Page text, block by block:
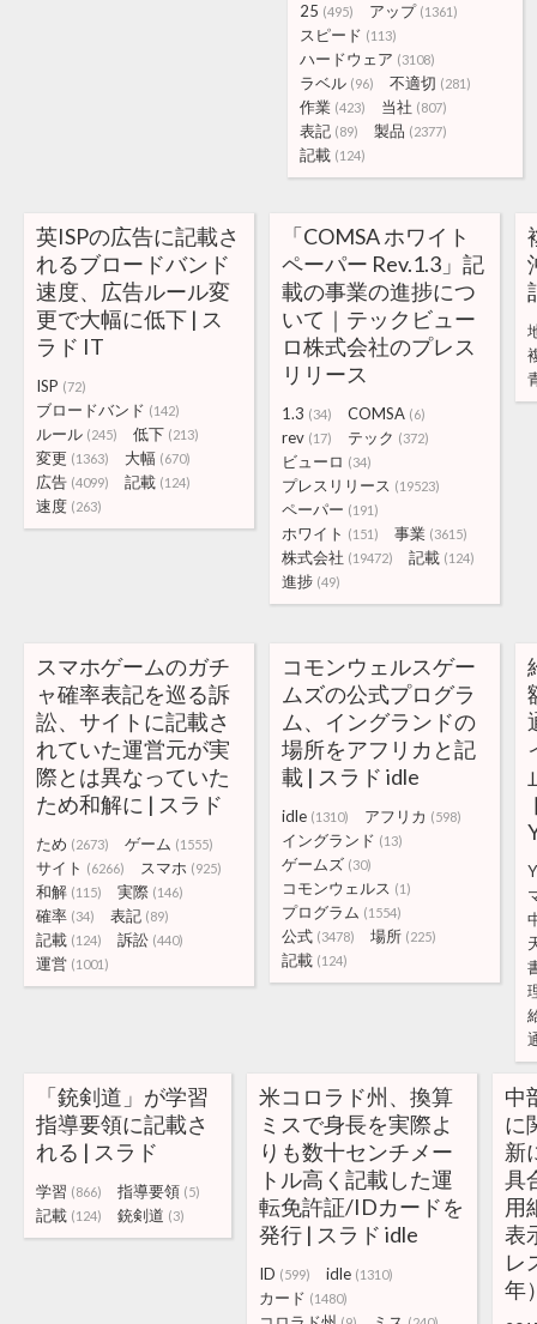
25 (495) アップ (1361)
スピード (113)
ハードウェア (3108)
ラベル (96) 不適切 (281)
作業 (423) 当社 (807)
表記 (89) 製品 (2377)
記載 (124)
英ISPの広告に記載さ
れるブロードバンド
速度、広告ルール変
更で大幅に低下 | ス
ラド IT
ISP (72)
ブロードバンド (142)
ルール (245) 低下 (213)
変更 (1363) 大幅 (670)
広告 (4099) 記載 (124)
速度 (263)
「COMSA ホワイト
ペーパー Rev.1.3」記
載の事業の進捗につ
いて｜テックビュー
ロ株式会社のプレス
リリース
1.3 (34) COMSA (6)
rev (17) テック (372)
ビューロ (34)
プレスリリース (19523)
ペーパー (191)
ホワイト (151) 事業 (3615)
株式会社 (19472) 記載 (124)
進捗 (49)
スマホゲームのガチ
ャ確率表記を巡る訴
訟、サイトに記載さ
れていた運営元が実
際とは異なっていた
ため和解に | スラド
ため (2673) ゲーム (1555)
サイト (6266) スマホ (925)
和解 (115) 実際 (146)
確率 (34) 表記 (89)
記載 (124) 訴訟 (440)
運営 (1001)
コモンウェルスゲー
ムズの公式プログラ
ム、イングランドの
場所をアフリカと記
載 | スラド idle
idle (1310) アフリカ (598)
イングランド (13)
ゲームズ (30)
コモンウェルス (1)
プログラム (1554)
公式 (3478) 場所 (225)
記載 (124)
「銃剣道」が学習
指導要領に記載さ
れる | スラド
学習 (866) 指導要領 (5)
記載 (124) 銃剣道 (3)
米コロラド州、換算
ミスで身長を実際よ
りも数十センチメー
トル高く記載した運
転免許証/IDカードを
発行 | スラド idle
ID (599) idle (1310)
カード (1480)
中
に
新
具
用
表
レ
年